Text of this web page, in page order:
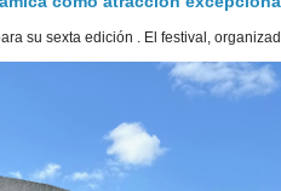
su sexta edición . El festival,